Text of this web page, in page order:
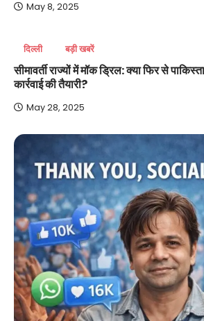
May 8, 2025
दिल्ली बड़ी खबरें
सीमावर्ती राज्यों में मॉक ड्रिल: क्या फिर से
कार्रवाई की तैयारी?
May 28, 2025